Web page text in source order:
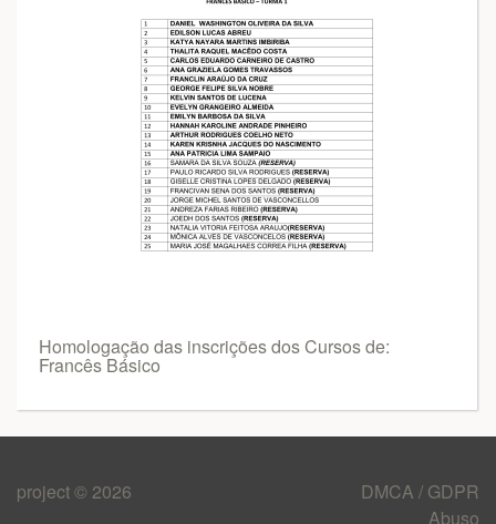
Homologação das inscrições dos Cursos de:
Francês Básico
project © 2026
DMCA / GDPR
Abuso